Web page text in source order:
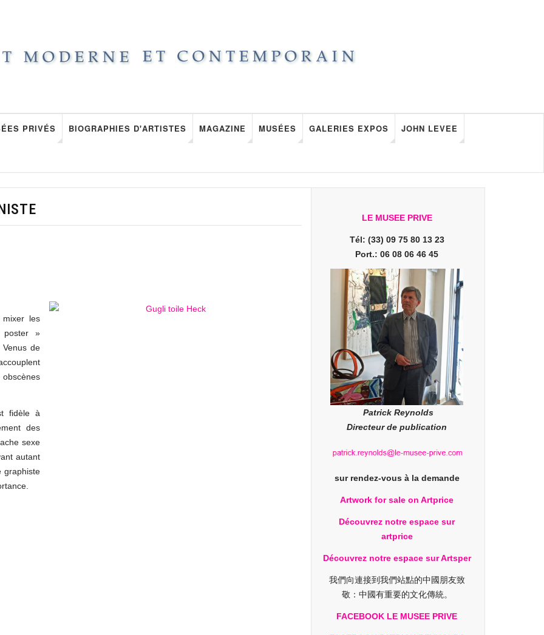
PRIVÉS BIOGRAPHIES D'ARTISTES MAGAZINE MUSÉES GALERIES EXPOS JOHN LEVEE
les
poster »
Venus de
fidèle à
des
sexe
autant
graphiste
LE MUSEE PRIVE
Tél: (33) 09 75 80 13 23
Port.: 06 08 06 46 45
Patrick Reynolds
Directeur de publication
sur rendez-vous à la demande
Artwork for sale on Artprice
Découvrez notre espace sur
artprice
Découvrez notre espace sur Artsper
我們向連接到我們站點的中國朋友致
敬：中國有重要的文化傳統。
FACEBOOK LE MUSEE PRIVE